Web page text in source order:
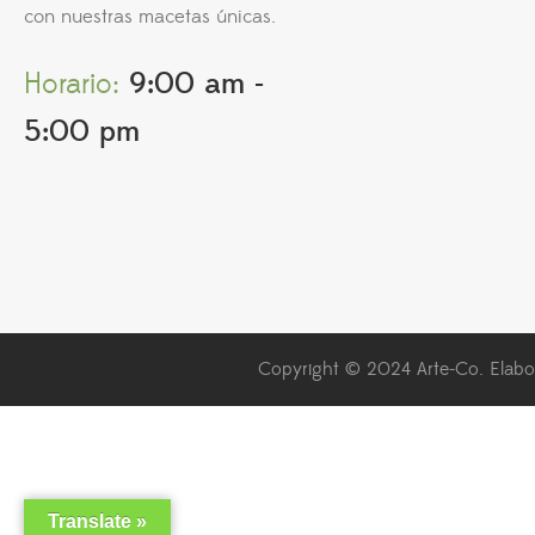
con nuestras macetas únicas.
Horario: 9:00 am -
5:00 pm
Copyright © 2024 Arte-Co.
Translate »